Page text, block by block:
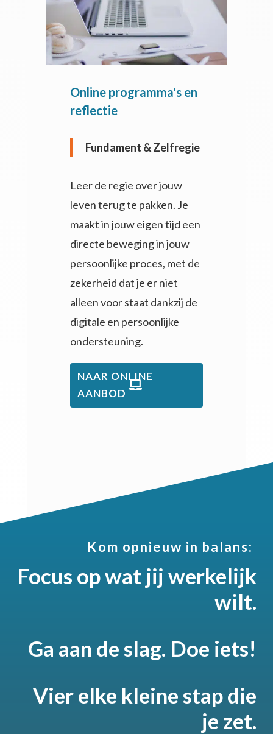
Online programma's en
reflectie
Fundament & Zelfregie
Leer de regie over jouw
leven terug te pakken. Je
maakt in jouw eigen tijd een
directe beweging in jouw
persoonlijke proces, met de
zekerheid dat je er niet
alleen voor staat dankzij de
digitale en persoonlijke
ondersteuning.
NAAR ONLINE
AANBOD
Kom opnieuw in balans:
Focus op wat jij werkelijk
wilt.
Ga aan de slag. Doe iets!
Vier elke kleine stap die
je zet.